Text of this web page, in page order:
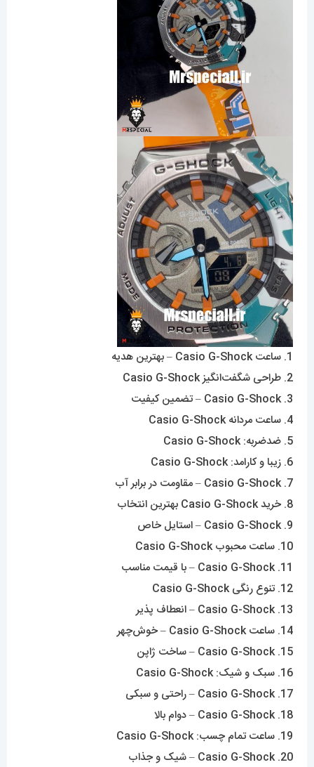
1. ساعت Casio G-Shock – بهترین هدیه
2. طراحی شگفت‌انگیز Casio G-Shock
3. Casio G-Shock – تضمین کیفیت
4. ساعت مردانه Casio G-Shock
5. ضدضربه: Casio G-Shock
6. زیبا و کارامد: Casio G-Shock
7. Casio G-Shock – مقاومت در برابر آب
8. خرید Casio G-Shock بهترین انتخاب
9. Casio G-Shock – استایل خاص
10. ساعت محبوب Casio G-Shock
11. Casio G-Shock – با قیمت مناسب
12. تنوع رنگی Casio G-Shock
13. Casio G-Shock – انعطاف پذیر
14. ساعت Casio G-Shock – خوش‌چهر
15. Casio G-Shock – ساخت ژاپن
16. سبک و شیک: Casio G-Shock
17. Casio G-Shock – راحتی و سبکی
18. Casio G-Shock – دوام بالا
19. ساعت تمام چسب: Casio G-Shock
20. Casio G-Shock – شیک و جذاب